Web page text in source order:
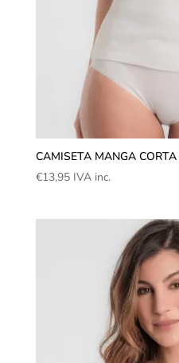
CAMISETA MANGA
€13,95 IVA inc.